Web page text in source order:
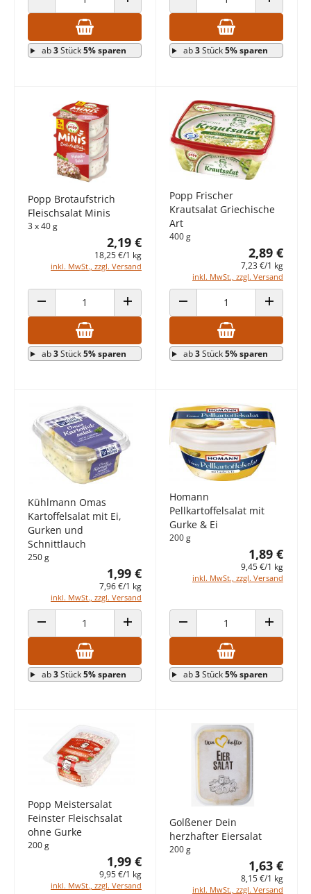
ANZAHL VERRINGERN ANZAHL ERHÖHEN
ab3Stück5% sparen
ANZAHL VERRINGERN ANZAHL
ab3Stück5% sparen
Popp Brotaufstrich
Fleischsalat Minis
3 x 40 g
2,19 €
18,25 €/1 kg
inkl. MwSt., zzgl. Versand
ANZAHL VERRINGERN ANZAHL ERHÖHEN
ab3Stück5% sparen
Popp Frischer
Krautsalat Griechische
Art
400 g
2,89 €
7,23 €/1 kg
inkl. MwSt., zzgl. Versand
ANZAHL VERRINGERN ANZAHL
ab3Stück5% sparen
Kühlmann Omas
Kartoffelsalat mit Ei,
Gurken und
Schnittlauch
250 g
1,99 €
7,96 €/1 kg
inkl. MwSt., zzgl. Versand
ANZAHL VERRINGERN ANZAHL ERHÖHEN
ab3Stück5% sparen
Homann
Pellkartoffelsalat mit
Gurke & Ei
200 g
1,89 €
9,45 €/1 kg
inkl. MwSt., zzgl. Versand
ANZAHL VERRINGERN ANZAHL
ab3Stück5% sparen
Popp Meistersalat
Feinster Fleischsalat
ohne Gurke
200 g
1,99 €
9,95 €/1 kg
inkl. MwSt., zzgl. Versand
Golßener Dein
herzhafter Eiersalat
200 g
1,63 €
8,15 €/1 kg
inkl. MwSt., zzgl. Versand